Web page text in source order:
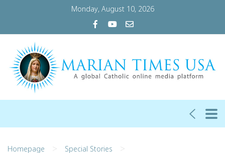
Monday, August 10, 2026
Homepage > Special Stories >